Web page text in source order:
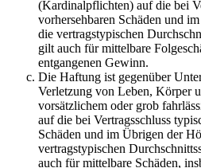
(Kardinalpflichten) auf die bei
vorhersehbaren Schäden und
die vertragstypischen
gilt auch für mittelbare
entgangenen Gewinn.
Die Haftung ist gegenüber
Verletzung von Leben, Körper
vorsätzlichem oder grob
auf die bei Vertragsschluss
Schäden und im Übrigen der
vertragstypischen
auch für mittelbare Schäden,